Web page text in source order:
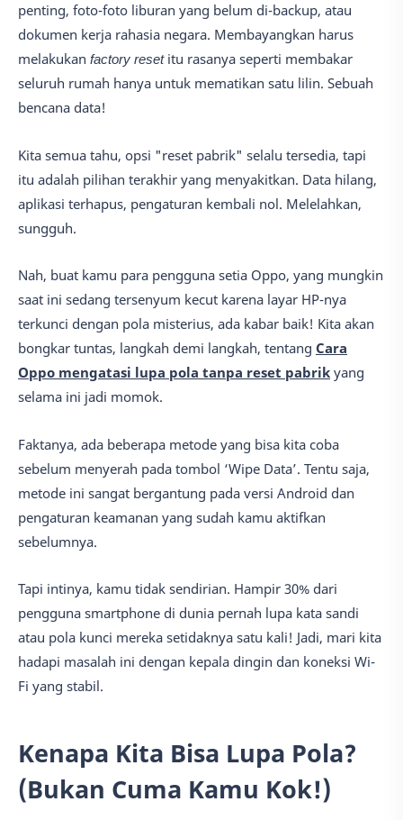
penting, foto-foto liburan yang belum di-backup, atau
dokumen kerja rahasia negara. Membayangkan harus
melakukan factory resetitu rasanya seperti membakar
seluruh rumah hanya untuk mematikan satu lilin. Sebuah
bencana data!
Kita semua tahu, opsi "reset pabrik" selalu tersedia, tapi
itu adalah pilihan terakhir yang menyakitkan. Data hilang,
aplikasi terhapus, pengaturan kembali nol. Melelahkan,
sungguh.
Nah, buat kamu para pengguna setia Oppo, yang mungkin
saat ini sedang tersenyum kecut karena layar HP-nya
terkunci dengan pola misterius, ada kabar baik! Kita akan
bongkar tuntas, langkah demi langkah, tentang Cara
Oppo mengatasi lupa pola tanpa reset pabrik yang
selama ini jadi momok.
Faktanya, ada beberapa metode yang bisa kita coba
sebelum menyerah pada tombol ‘Wipe Data’. Tentu saja,
metode ini sangat bergantung pada versi Android dan
pengaturan keamanan yang sudah kamu aktifkan
sebelumnya.
Tapi intinya, kamu tidak sendirian. Hampir 30% dari
pengguna smartphone di dunia pernah lupa kata sandi
atau pola kunci mereka setidaknya satu kali! Jadi, mari kita
hadapi masalah ini dengan kepala dingin dan koneksi Wi-
Fi yang stabil.
Kenapa Kita Bisa Lupa Pola?
(Bukan Cuma Kamu Kok!)